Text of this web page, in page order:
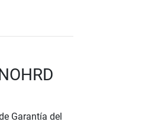
Garantía del